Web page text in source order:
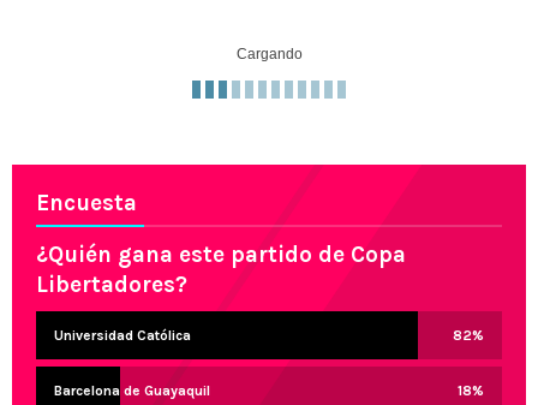
Cargando
Encuesta
¿Quién gana este partido de Copa
Libertadores?
Universidad Católica 82%
Barcelona de Guayaquil 18%